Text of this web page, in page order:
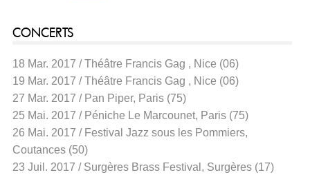
CONCERTS
18 Mar. 2017 / Théâtre Francis Gag , Nice (06)
19 Mar. 2017 / Théâtre Francis Gag , Nice (06)
27 Mar. 2017 / Pan Piper, Paris (75)
25 Mai. 2017 / Péniche Le Marcounet, Paris (75)
26 Mai. 2017 / Festival Jazz sous les Pommiers,
Coutances (50)
23 Juil. 2017 / Surgères Brass Festival, Surgères (17)